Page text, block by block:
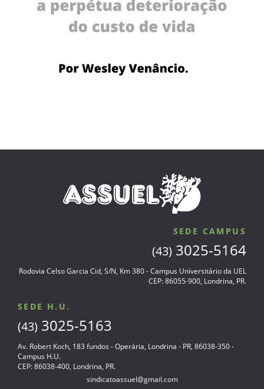
SEDE CAMPUS
(43) 3025-5164
Rodovia Celso Garcia Cid, S/N, Km 380 - Campus Universitário da UEL
CEP: 86055-900, Londrina, PR.
SEDE H.U.
(43) 3025-5163
Av. Robert Koch, 183 fundos - Operária, Londrina - PR, 86038-350 -
Campus H.U.
CEP: 86038-400, Londrina, PR.
sindicatoassuel@gmail.com